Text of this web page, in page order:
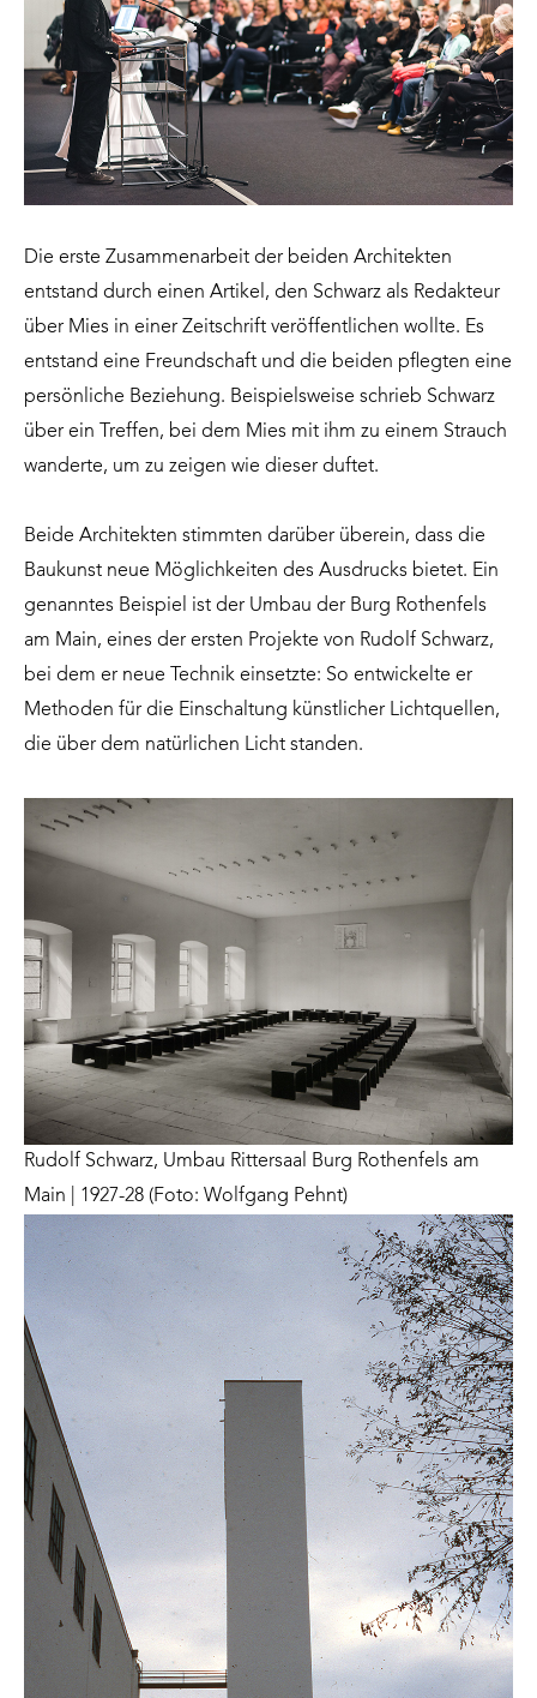
Die erste Zusammenarbeit der beiden Architekten
entstand durch einen Artikel, den Schwarz als Redakteur
über Mies in einer Zeitschrift veröffentlichen wollte. Es
entstand eine Freundschaft und die beiden pflegten eine
persönliche Beziehung. Beispielsweise schrieb Schwarz
über ein Treffen, bei dem Mies mit ihm zu einem Strauch
wanderte, um zu zeigen wie dieser duftet.
Beide Architekten stimmten darüber überein, dass die
Baukunst neue Möglichkeiten des Ausdrucks bietet. Ein
genanntes Beispiel ist der Umbau der Burg Rothenfels
am Main, eines der ersten Projekte von Rudolf Schwarz,
bei dem er neue Technik einsetzte: So entwickelte er
Methoden für die Einschaltung künstlicher Lichtquellen,
die über dem natürlichen Licht standen.
Rudolf Schwarz, Umbau Rittersaal Burg Rothenfels am
Main | 1927-28 (Foto: Wolfgang Pehnt)